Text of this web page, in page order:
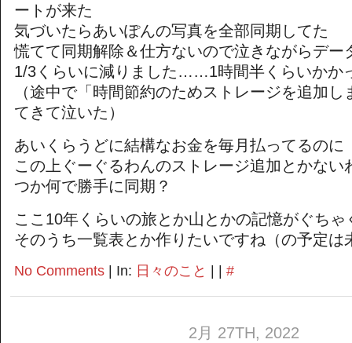
ートが来た
気づいたらあいぽんの写真を全部同期してた
慌てて同期解除＆仕方ないので泣きながらデー
1/3くらいに減りました……1時間半くらいかか
（途中で「時間節約のためストレージを追加
てきて泣いた）
あいくらうどに結構なお金を毎月払ってるのに
この上ぐーぐるわんのストレージ追加とかない
つか何で勝手に同期？
ここ10年くらいの旅とか山とかの記憶がぐちゃ
そのうち一覧表とか作りたいですね（の予定は
No Comments | In: 日々のこと #
2月 27TH, 2022